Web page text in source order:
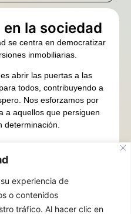
experiencia de
o contenidos
tráfico. Al hacer clic en
la sociedad
se centra en democratizar
inmobiliarias.
abrir las puertas a las
todos, contribuyendo a
Nos esforzamos por
a aquellos que persiguen
determinación.
GALLARDO) Esquina